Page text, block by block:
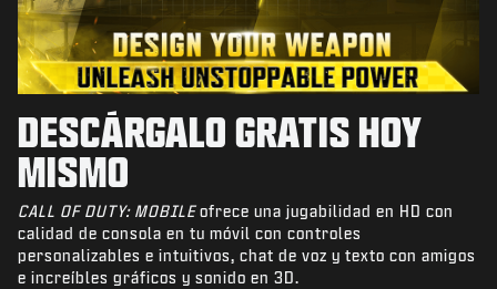
DESCÁRGALO GRATIS HOY
MISMO
CALL OF DUTY: MOBILEofrece una jugabilidad en HD con
calidad de consola en tu móvil con controles
personalizables e intuitivos, chat de voz y texto con amigos
e increíbles gráficos y sonido en 3D.